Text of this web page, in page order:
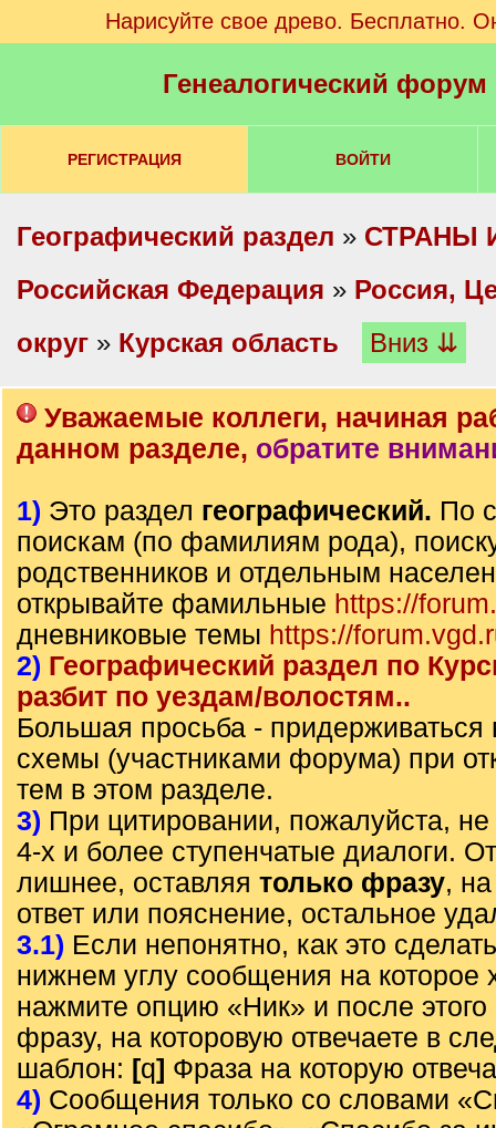
Нарисуйте свое древо. Бесплатно.
Генеалогический
РЕГИСТРАЦИЯ ВОЙТИ
Географический раздел » СТРАНЫ
Российская Федерация » Россия,
округ » Курская область Вниз ⇊
Уважаемые коллеги, начиная
данном разделе, обратите
1) Это раздел географический. По
поискам (по фамилиям рода),
родственников и отдельным
открывайте фамильные https://
дневниковые темы https://
2) Географический раздел по
разбит по уездам/волостям..
Большая просьба - придерживаться
схемы (участниками форума) при
тем в этом разделе.
3) При цитировании, пожалуйста, не
4-х и более ступенчатые диалоги.
лишнее, оставляя только фразу,
ответ или пояснение, остальное
3.1) Если непонятно, как это
нижнем углу сообщения на которое
нажмите опцию «Ник» и после этого
фразу, на которовую отвечаете в
шаблон: [q] Фраза на которую
4) Сообщения только со словами